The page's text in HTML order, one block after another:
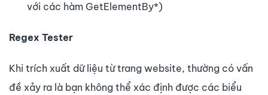
với các hàm GetElementBy*)
Regex Tester
Khi trích xuất dữ liệu từ trang website, thường có vấn
đề xảy ra là bạn không thể xác định được các biểu